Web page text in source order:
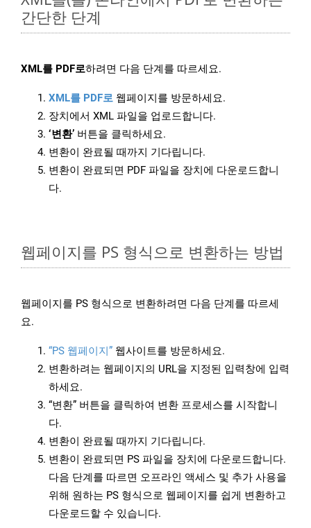
간단한 단계
XML를 PDF로하려면 다음 단계를 따르세요.
XML를 PDF로 웹페이지를 방문하세요.
장치에서 XML 파일을 업로드합니다.
‘변환’ 버튼을 클릭하세요.
변환이 완료될 때까지 기다립니다.
변환이 완료되면 PDF 파일을 장치에 다운로드합니
다.
웹페이지를 PS 형식으로 변환하는 방법
웹페이지를 PS 형식으로 변환하려면 다음 단계를 따르세
요.
“PS 웹페이지” 웹사이트를 방문하세요.
변환하려는 웹페이지의 URL을 지정된 입력창에 입력
하세요.
“변환” 버튼을 클릭하여 변환 프로세스를 시작합니
다.
변환이 완료될 때까지 기다립니다.
변환이 완료되면 PS 파일을 장치에 다운로드합니다.
다음 단계를 따르면 오프라인 액세스 및 추가 사용을
위해 원하는 PS 형식으로 웹페이지를 쉽게 변환하고
다운로드할 수 있습니다.